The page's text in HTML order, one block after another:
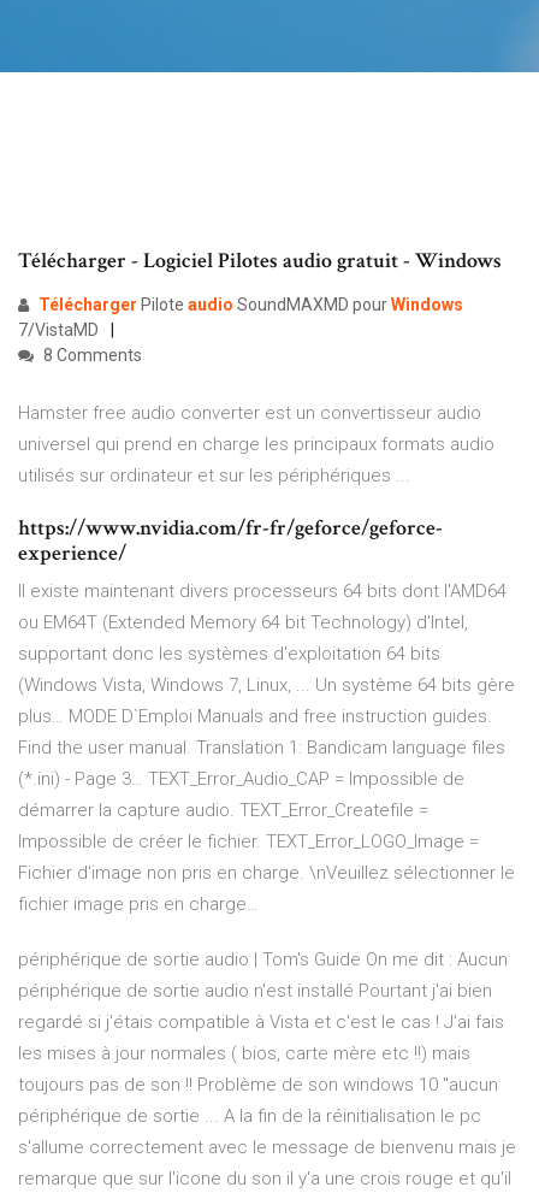
Télécharger - Logiciel Pilotes audio gratuit - Windows
Télécharger Pilote audio SoundMAXMD pourWindows
7/VistaMD
8 Comments
Hamster free audio converter est un convertisseur audio
universel qui prend en charge les principaux formats audio
utilisés sur ordinateur et sur les périphériques ...
https://www.nvidia.com/fr-fr/geforce/geforce-
experience/
Il existe maintenant divers processeurs 64 bits dont l'AMD64
ou EM64T (Extended Memory 64 bit Technology) d'Intel,
supportant donc les systèmes d'exploitation 64 bits
(Windows Vista, Windows 7, Linux, ... Un système 64 bits gère
plus… MODE D`Emploi Manuals and free instruction guides.
Find the user manual. Translation 1: Bandicam language files
(*.ini) - Page 3… TEXT_Error_Audio_CAP = Impossible de
démarrer la capture audio. TEXT_Error_Createfile =
Impossible de créer le fichier. TEXT_Error_LOGO_Image =
Fichier d'image non pris en charge. \nVeuillez sélectionner le
fichier image pris en charge…
périphérique de sortie audio | Tom's Guide On me dit : Aucun
périphérique de sortie audio n'est installé Pourtant j'ai bien
regardé si j'étais compatible à Vista et c'est le cas ! J'ai fais
les mises à jour normales ( bios, carte mère etc !!) mais
toujours pas de son !! Problème de son windows 10 "aucun
périphérique de sortie ... A la fin de la réinitialisation le pc
s'allume correctement avec le message de bienvenu mais je
remarque que sur l'icone du son il y'a une crois rouge et qu'il